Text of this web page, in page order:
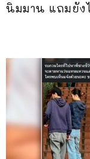
นิมมาน แถมยัง